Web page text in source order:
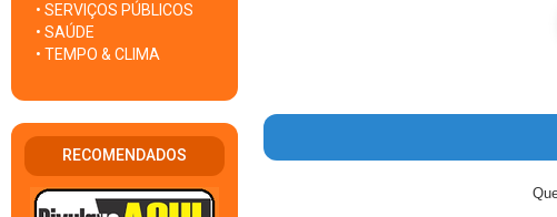
• SERVIÇOS PÚBLICOS
• SAÚDE
• TEMPO & CLIMA
RECOMENDADOS